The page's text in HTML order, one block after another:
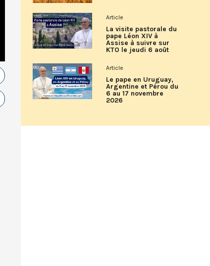
Article
La visite pastorale du
pape Léon XIV à
Assise à suivre sur
KTO le jeudi 6 août
Article
Le pape en Uruguay,
Argentine et Pérou du
6 au 17 novembre
2026